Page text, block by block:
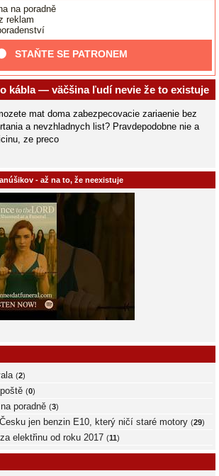
na poradně
reklam
STAŇTE SE PATRONEM
kábla — väčšina ľudí nevie že to existuje
mat doma zabezpecovacie zariaenie bez
a nevzhladnych list? Pravdepodobne nie a
ze preco
- až na to, že neexistuje
(2)
(0)
poradně (3)
jen benzin E10, který ničí staré motory (29)
elektřinu od roku 2017 (11)